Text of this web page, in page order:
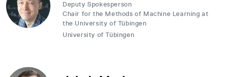
Deputy Spokesperson
Chair for the Methods of Machine Learning at
the University of Tübingen
University of Tübingen